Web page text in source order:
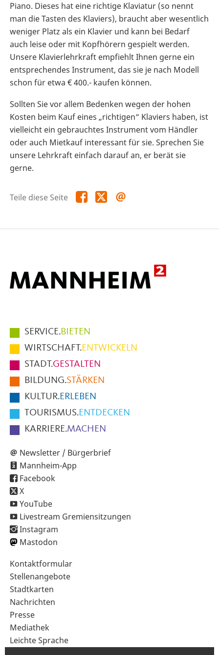
Piano. Dieses hat eine richtige Klaviatur (so nennt
man die Tasten des Klaviers), braucht aber wesentlich
weniger Platz als ein Klavier und kann bei Bedarf
auch leise oder mit Kopfhörern gespielt werden.
Unsere Klavierlehrkraft empfiehlt Ihnen gerne ein
entsprechendes Instrument, das sie je nach Modell
schon für etwa € 400.- kaufen können.
Sollten Sie vor allem Bedenken wegen der hohen
Kosten beim Kauf eines „richtigen“ Klaviers haben, ist
vielleicht ein gebrauchtes Instrument vom Händler
oder auch Mietkauf interessant für sie. Sprechen Sie
unsere Lehrkraft einfach darauf an, er berät sie
gerne.
Teile diese Seite Teile
diese
Teile
diese
Hauptmenüpunkte
im
Fußbereich
der
Seite
SERVICE.BIETEN
WIRTSCHAFT.ENTWICKELN
STADT.GESTALTEN
BILDUNG.STÄRKEN
KULTUR.ERLEBEN
TOURISMUS.ENTDECKEN
KARRIERE.MACHEN
Newsletter / Bürgerbrief
Mannheim-App
Facebook
X
YouTube
Livestream Gremiensitzungen
Instagram
Mastodon
Sekundärnavigation
im
Fußbereich
Kontaktformular
Stellenangebote
Stadtkarten
Nachrichten
Presse
Mediathek
Leichte Sprache